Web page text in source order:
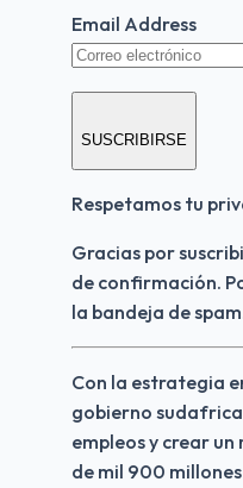
Email Address
SUSCRIBIRSE
Respetamos tu
Gracias por
de confirmación.
la bandeja de
Con la estrategia
gobierno
empleos y crear
de mil 900